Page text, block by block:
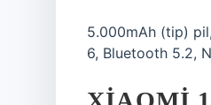
5.000mAh (tip)
6, Bluetooth 5.2,